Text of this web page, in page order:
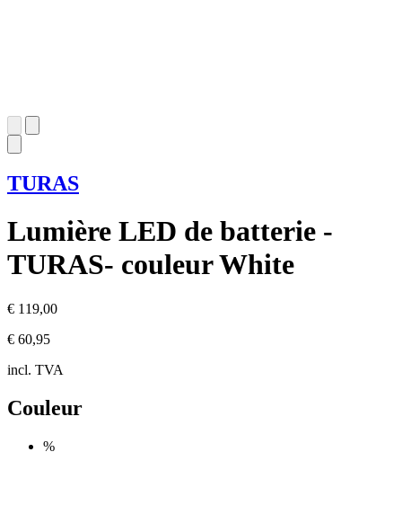
TURAS
Lumière LED de batterie -
TURAS- couleur White
€ 119,00
€ 60,95
incl. TVA
Couleur
%